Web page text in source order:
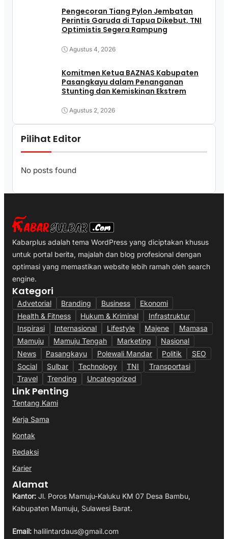
Pengecoran Tiang Pylon Jembatan
Perintis Garuda di Tapua Dikebut, TNI
Optimistis Segera Rampung
Agustus 4, 2026
Komitmen Ketua BAZNAS Kabupaten
Pasangkayu dalam Penanganan
Stunting dan Kemiskinan Ekstrem
Agustus 2, 2026
Pilihat Editor
No posts found
Kabarplus adalah tema WordPress yang diciptakan khusus
untuk portal berita, majalah dan blog profesional dengan
optimasi yang memastikan website lebih ramah oleh search
engine.
Kategori
Advetorial Branding Business
Ekonomi
Health & Fitness
Hukum & Kriminal
Infrastruktur
Inspirasi
Internasional Lifestyle Majene
Mamasa
Mamuju
Mamuju Tengah Marketing
Nasional
News
Pasangkayu Polewali Mandar Politik
SEO
Social
Sulbar Technology TNI
Transportasi
Travel
Trending Uncategorized
Link Penting
Tentang Kami
Kerja Sama
Kontak
Redaksi
Karier
Alamat
Kantor: Jl. Poros Mamuju-Kaluku KM 07 Desa Bambu,
Kabupaten Mamuju, Sulawesi Barat.
Email: halilintardaus@gmail.com